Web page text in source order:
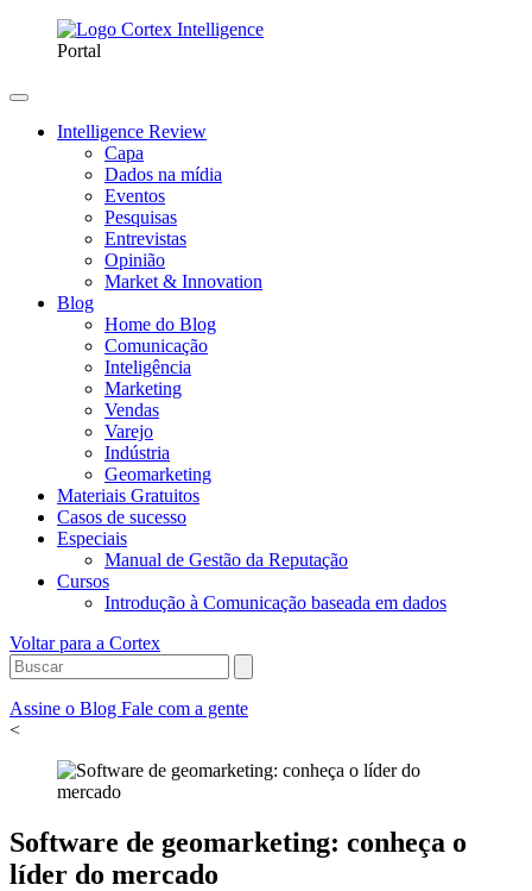
Portal
Intelligence Review
Capa
Dados na mídia
Eventos
Pesquisas
Entrevistas
Opinião
Market & Innovation
Blog
Home do Blog
Comunicação
Inteligência
Marketing
Vendas
Varejo
Indústria
Geomarketing
Materiais Gratuitos
Casos de sucesso
Especiais
Manual de Gestão da Reputação
Cursos
Introdução à Comunicação baseada em dados
Voltar para a Cortex
Assine o Blog Fale com a gente
<
Software de geomarketing: conheça o
líder do mercado